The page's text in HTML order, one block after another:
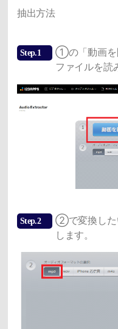
抽出方法
Step.1
①の「動画を
ファイルを読
Step.2
②で変換した
します。